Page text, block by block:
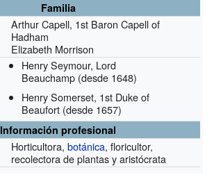
Familia
Arthur Capell, 1st Baron Capell of
Hadham
Elizabeth Morrison
Henry Seymour, Lord
Beauchamp (desde 1648)
Henry Somerset, 1st Duke of
Beaufort (desde 1657)
Información profesional
Horticultora,botánica, floricultor,
recolectora de plantas y aristócrata